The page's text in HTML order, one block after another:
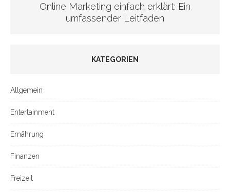
Online Marketing einfach erklärt: Ein
umfassender Leitfaden
KATEGORIEN
Allgemein
Entertainment
Ernährung
Finanzen
Freizeit